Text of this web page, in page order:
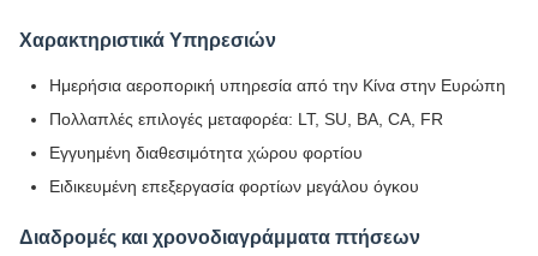
Χαρακτηριστικά Υπηρεσιών
Ημερήσια αεροπορική υπηρεσία από την Κίνα στην Ευρώπη
Πολλαπλές επιλογές μεταφορέα: LT, SU, BA, CA, FR
Εγγυημένη διαθεσιμότητα χώρου φορτίου
Ειδικευμένη επεξεργασία φορτίων μεγάλου όγκου
Διαδρομές και χρονοδιαγράμματα πτήσεων